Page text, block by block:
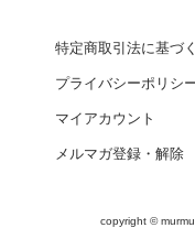
特定商取引法に基づ
プライバシーポリシ
マイアカウント
メルマガ登録・解除
copyright ©